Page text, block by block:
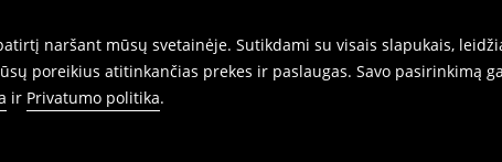
naršant mūsų svetainėje. Sutikdami su visais slapukais,
poreikius atitinkančias prekes ir paslaugas. Savo pasirinkimą
ir Privatumo politika.